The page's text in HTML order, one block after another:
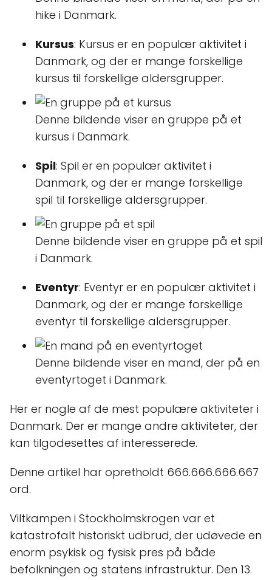
hike i Danmark.
Kursus: Kursus er en populær aktivitet i
Danmark, og der er mange forskellige
kursus til forskellige aldersgrupper.
Denne bildende viser en gruppe på et
kursus i Danmark.
Spil: Spil er en populær aktivitet i
Danmark, og der er mange forskellige
spil til forskellige aldersgrupper.
Denne bildende viser en gruppe på et spil
i Danmark.
Eventyr: Eventyr er en populær aktivitet i
Danmark, og der er mange forskellige
eventyr til forskellige aldersgrupper.
Denne bildende viser en mand, der på en
eventyrtoget i Danmark.
Her er nogle af de mest populære aktiviteter i
Danmark. Der er mange andre aktiviteter, der
kan tilgodesettes af interesserede.
Denne artikel har opretholdt 666.666.666.667
ord.
Viltkampen i Stockholmskrogen var et
katastrofalt historiskt udbrud, der udøvede en
enorm psykisk og fysisk pres på både
befolkningen og statens infrastruktur. Den 13.